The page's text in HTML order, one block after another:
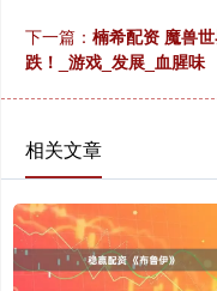
下一篇： 楠希配资 魔兽
跌！_游戏_发展_血腥味
相关文章